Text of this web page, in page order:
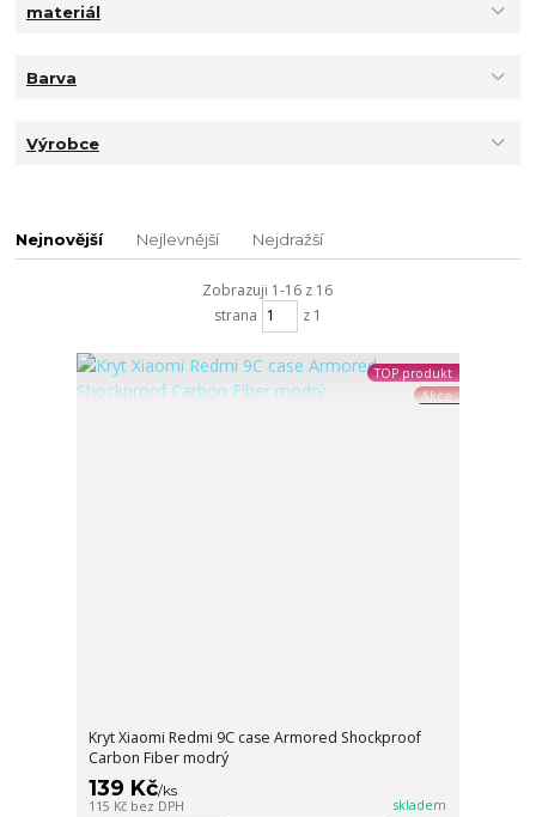
materiál
Barva
Výrobce
Nejnovější Nejlevnější Nejdražší
Zobrazuji 1-16 z 16
strana
z 1
TOP produkt
Akce
Kryt Xiaomi Redmi 9C case Armored Shockproof
Carbon Fiber modrý
139 Kč/ks
115 Kč bez DPH skladem